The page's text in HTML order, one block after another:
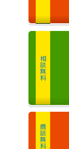
相談無料
商談無料